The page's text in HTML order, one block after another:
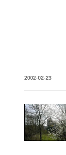
2002-02-23